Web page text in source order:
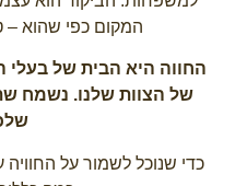
המקום כפי שהוא –
החווה היא הבית של בעלי
של הצוות שלנו. נשמח
כדי שנוכל לשמור על